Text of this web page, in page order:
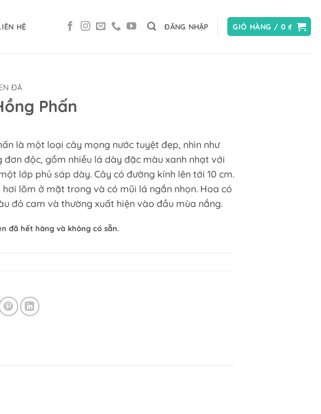
HỆ ĐĂNG NHẬP GIỎ HÀNG / 0₫
ĐÁ
Phấn
là một loại cây mọng nước tuyệt đẹp, nhìn như
đơn độc, gồm nhiều lá dày đặc màu xanh nhạt với
lớp phủ sáp dày. Cây có đường kính lên tới 10 cm.
hơi lõm ở mặt trong và có mũi lá ngắn nhọn. Hoa có
đỏ cam và thường xuất hiện vào đầu mùa nắng.
đã hết hàng và không có sẵn.